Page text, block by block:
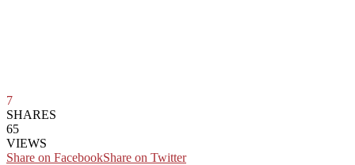
7
SHARES
65
VIEWS
Share on FacebookShare on Twitter